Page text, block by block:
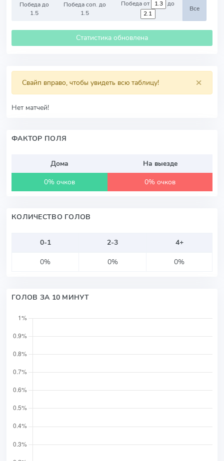
Победа до
1.5
Победа соп. до
1.5
Победа от до
Все
Статистика обновлена
×
Свайп вправо, чтобы увидеть всю таблицу!
Нет матчей!
ФАКТОР ПОЛЯ
Дома
На выезде
0% очков
0% очков
КОЛИЧЕСТВО ГОЛОВ
0-1 2-3
4+
0%
0% 0%
ГОЛОВ ЗА 10 МИНУТ